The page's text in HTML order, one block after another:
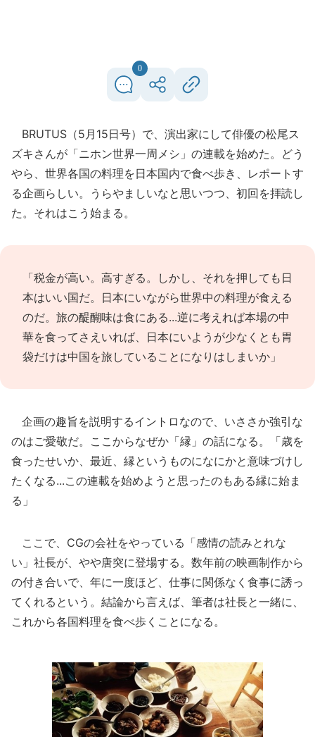
0
BRUTUS（5月15日号）で、演出家にして俳優の松尾ス
ズキさんが「ニホン世界一周メシ」の連載を始めた。どう
やら、世界各国の料理を日本国内で食べ歩き、レポートす
る企画らしい。うらやましいなと思いつつ、初回を拝読し
た。それはこう始まる。
「税金が高い。高すぎる。しかし、それを押しても日
本はいい国だ。日本にいながら世界中の料理が食える
のだ。旅の醍醐味は食にある...逆に考えれば本場の中
華を食ってさえいれば、日本にいようが少なくとも胃
袋だけは中国を旅していることになりはしまいか」
企画の趣旨を説明するイントロなので、いささか強引な
のはご愛敬だ。ここからなぜか「縁」の話になる。「歳を
食ったせいか、最近、縁というものになにかと意味づけし
たくなる...この連載を始めようと思ったのもある縁に始ま
る」
ここで、CGの会社をやっている「感情の読みとれな
い」社長が、やや唐突に登場する。数年前の映画制作から
の付き合いで、年に一度ほど、仕事に関係なく食事に誘っ
てくれるという。結論から言えば、筆者は社長と一緒に、
これから各国料理を食べ歩くことになる。